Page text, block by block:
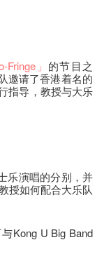
Fringe 」 的节目之
邀请了香港着名的
指导，教授与大乐
乐演唱的分别，并
授如何配合大乐队
Kong U Big Band